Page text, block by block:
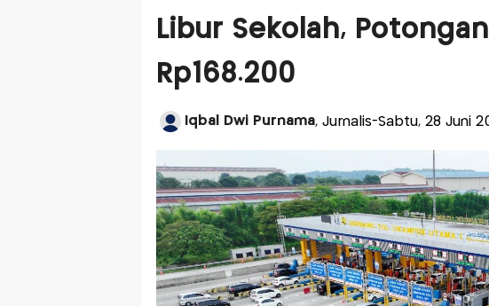
Libur Sekolah,
Rp168.200
Iqbal Dwi Purnama, Jurnalis-Sabtu, 28 Juni